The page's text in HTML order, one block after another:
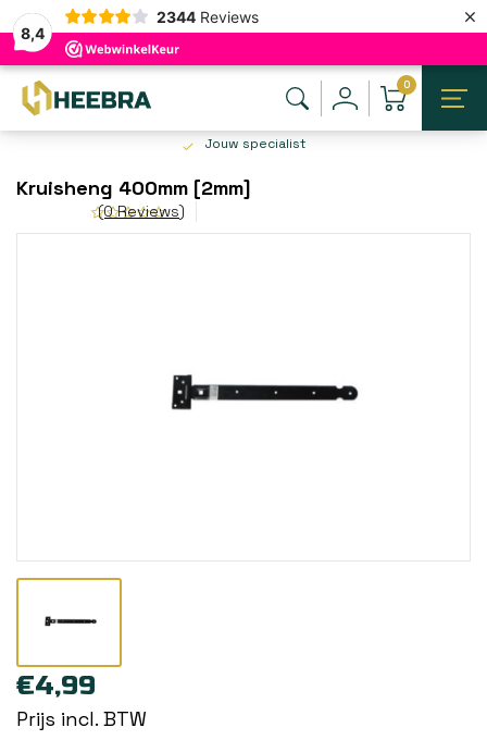
8,4
2344 Reviews ×
0
Jouw specialist
Kruisheng 400mm [2mm]
(0 Reviews)
€4,99
Prijs incl. BTW